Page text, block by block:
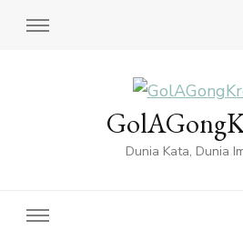
Dunia Kata, Dunia